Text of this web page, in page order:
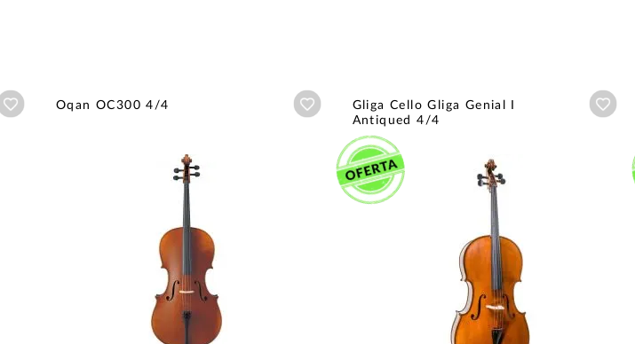
Añadir a wishlist
Oqan OC300 4/4 Añadir a wishlist
Gliga Cello Gliga Genial I
Antiqued 4/4